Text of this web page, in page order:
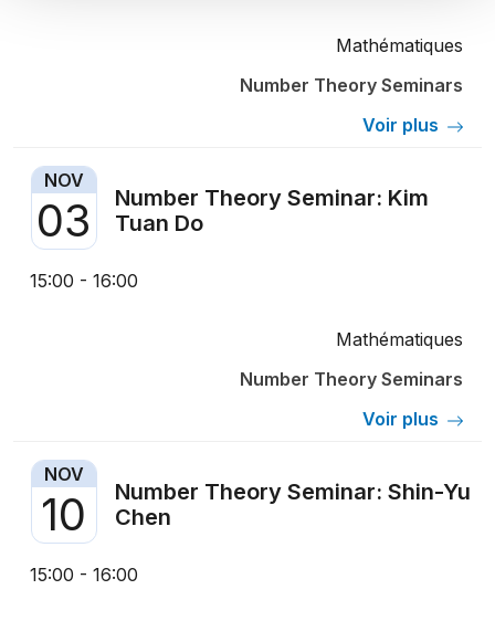
Mathématiques
Number Theory Seminars
Voir plus
NOV
03
Number Theory Seminar: Kim
Tuan Do
15:00 - 16:00
Mathématiques
Number Theory Seminars
Voir plus
NOV
10
Number Theory Seminar: Shin-Yu
Chen
15:00 - 16:00